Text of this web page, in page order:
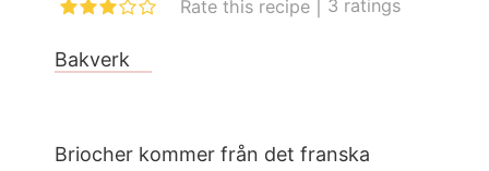
Rate this recipe 3 ratings
Bakverk
Briocher kommer från det franska